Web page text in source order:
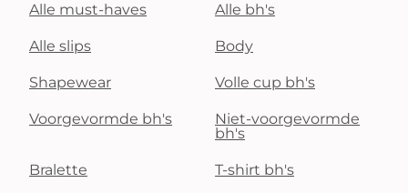
Alle must-haves Alle bh's
Alle slips Body
Shapewear Volle cup bh's
Voorgevormde bh's
Niet-voorgevormde
bh's
Bralette T-shirt bh's